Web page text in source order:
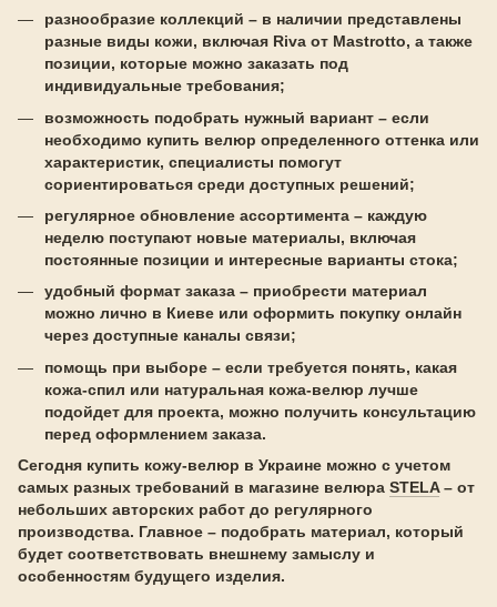
разнообразие коллекций – в наличии представлены
разные виды кожи, включая Riva от Mastrotto, а также
позиции, которые можно заказать под
индивидуальные требования;
возможность подобрать нужный вариант – если
необходимо купить велюр определенного оттенка или
характеристик, специалисты помогут
сориентироваться среди доступных решений;
регулярное обновление ассортимента – каждую
неделю поступают новые материалы, включая
постоянные позиции и интересные варианты стока;
удобный формат заказа – приобрести материал
можно лично в Киеве или оформить покупку онлайн
через доступные каналы связи;
помощь при выборе – если требуется понять, какая
кожа-спил или натуральная кожа-велюр лучше
подойдет для проекта, можно получить консультацию
перед оформлением заказа.
Сегодня купить кожу-велюр в Украине можно с учетом
самых разных требований в магазине велюра STELA– от
небольших авторских работ до регулярного
производства. Главное – подобрать материал, который
будет соответствовать внешнему замыслу и
особенностям будущего изделия.